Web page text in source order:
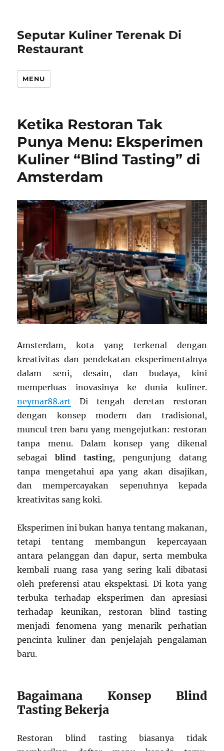
Seputar Kuliner Terenak Di
Restaurant
MENU
Ketika Restoran Tak
Punya Menu: Eksperimen
Kuliner “Blind Tasting” di
Amsterdam
Amsterdam, kota yang terkenal dengan
kreativitas dan pendekatan eksperimentalnya
dalam seni, desain, dan budaya, kini
memperluas inovasinya ke dunia kuliner.
neymar88.art Di tengah deretan restoran
dengan konsep modern dan tradisional,
muncul tren baru yang mengejutkan: restoran
tanpa menu. Dalam konsep yang dikenal
sebagai blind tasting, pengunjung datang
tanpa mengetahui apa yang akan disajikan,
dan mempercayakan sepenuhnya kepada
kreativitas sang koki.
Eksperimen ini bukan hanya tentang makanan,
tetapi tentang membangun kepercayaan
antara pelanggan dan dapur, serta membuka
kembali ruang rasa yang sering kali dibatasi
oleh preferensi atau ekspektasi. Di kota yang
terbuka terhadap eksperimen dan apresiasi
terhadap keunikan, restoran blind tasting
menjadi fenomena yang menarik perhatian
pencinta kuliner dan penjelajah pengalaman
baru.
Bagaimana Konsep Blind
Tasting Bekerja
Restoran blind tasting biasanya tidak